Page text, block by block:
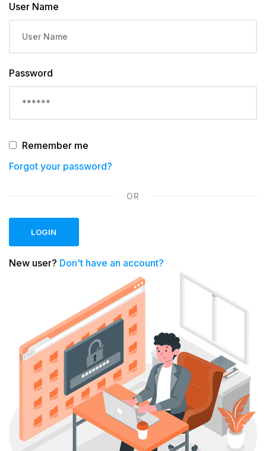
User Name
Password
Remember me
Forgot your password?
OR
LOGIN
New user? Don't have an account?